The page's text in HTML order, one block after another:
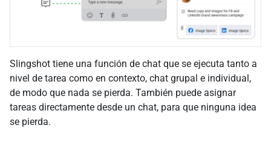
Slingshot tiene una función de chat que se ejecuta tanto a
nivel de tarea como en contexto, chat grupal e individual,
de modo que nada se pierda. También puede asignar
tareas directamente desde un chat, para que ninguna idea
se pierda.